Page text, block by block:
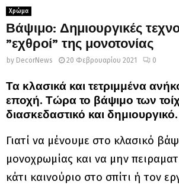
Χρώμα
Βάψιμο: Δημιουργικές
”εχθροί” της μονοτονίας
by DecorNews 20 Φεβρουαρίου 2021 0
Τα κλασικά και τετριμμένα
εποχή. Τώρα το βάψιμο των
διασκεδαστικό και δημιουργικό.
Γιατί να μένουμε στο κλασικό
μονοχρωμίας και να μην
κάτι καινούριο στο σπίτι ή τον